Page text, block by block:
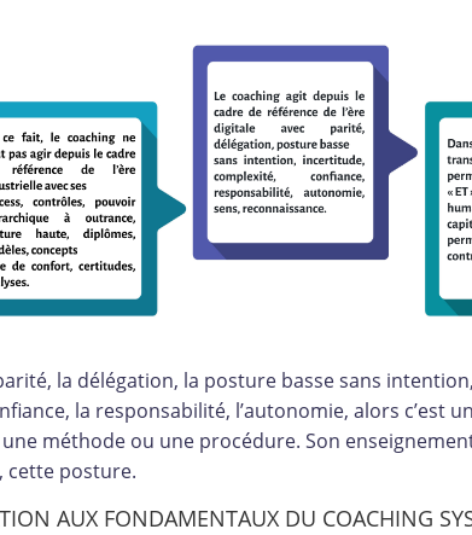
la délégation, la posture basse sans
la responsabilité, l’autonomie, alors c’est
méthode ou une procédure. Son
cette posture.
AUX FONDAMENTAUX DU COACHING